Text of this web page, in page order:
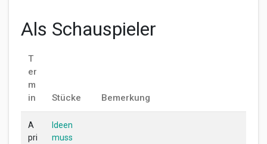
Als Schauspieler
T
er
m
in
Stücke Bemerkung
A
pri
Ideen
muss